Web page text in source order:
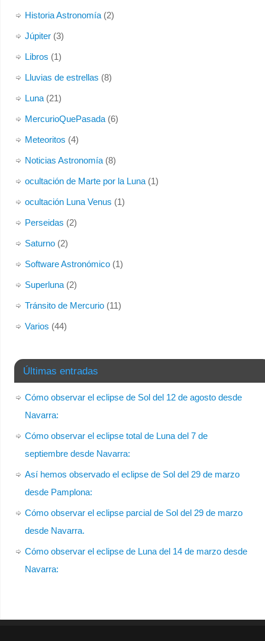
Historia Astronomía(2)
Júpiter(3)
Libros (1)
Lluvias de estrellas (8)
Luna(21)
MercurioQuePasada(6)
Meteoritos (4)
Noticias Astronomía(8)
ocultación de Marte por la Luna(1)
ocultación Luna Venus (1)
Perseidas (2)
Saturno(2)
Software Astronómico(1)
Superluna(2)
Tránsito de Mercurio(11)
Varios (44)
Últimas entradas
Cómo observar el eclipse de Sol del 12 de agosto desde
Navarra:
Cómo observar el eclipse total de Luna del 7 de
septiembre desde Navarra:
Así hemos observado el eclipse de Sol del 29 de marzo
desde Pamplona:
Cómo observar el eclipse parcial de Sol del 29 de marzo
desde Navarra.
Cómo observar el eclipse de Luna del 14 de marzo desde
Navarra: